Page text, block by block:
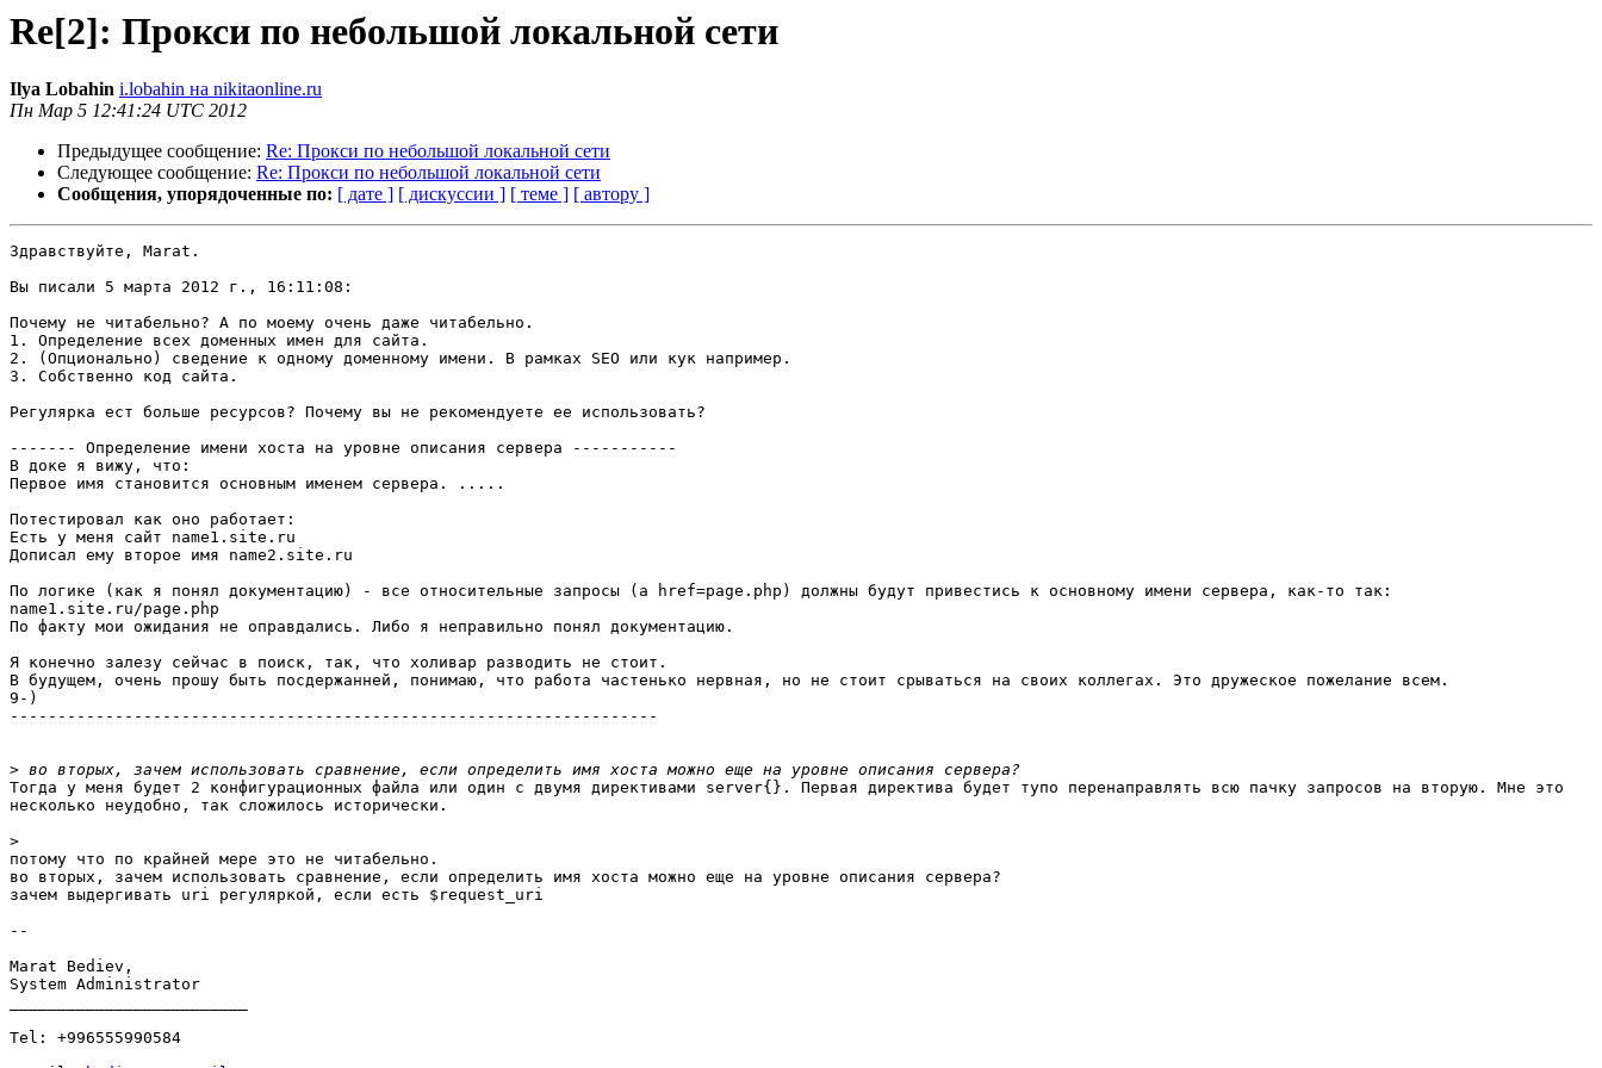
Re[2]: Прокси по небольшой локальной сети
Ilya Lobahin i.lobahin на nikitaonline.ru
Пн Мар 5 12:41:24 UTC 2012
Предыдущее сообщение: Re: Прокси по небольшой локальной сети
Следующее сообщение: Re: Прокси по небольшой локальной сети
Сообщения, упорядоченные по: [ дате ] [ дискуссии ] [ теме ] [ автору ]
Здравствуйте, Marat.
Вы писали 5 марта 2012 г., 16:11:08:
Почему не читабельно? А по моему очень даже читабельно.
1. Определение всех доменных имен для сайта.
2. (Опционально) сведение к одному доменному имени. В рамках SEO или кук например.
3. Собственно код сайта.
Регулярка ест больше ресурсов? Почему вы не рекомендуете ее использовать?
------- Определение имени хоста на уровне описания сервера -----------
В доке я вижу, что:
Первое имя становится основным именем сервера. .....
Потестировал как оно работает:
Есть у меня сайт name1.site.ru
Дописал ему второе имя name2.site.ru
По логике (как я понял документацию) - все относительные запросы (a href=page.php) должны будут привестись к основному имени сервера, как-то так:
name1.site.ru/page.php
По факту мои ожидания не оправдались. Либо я неправильно понял документацию.
Я конечно залезу сейчас в поиск, так, что холивар разводить не стоит.
В будущем, очень прошу быть посдержанней, понимаю, что работа частенько нервная, но не стоит срываться на своих коллегах. Это дружеское пожелание всем.
9-)
--------------------------------------------------------------------
>
Тогда у меня будет 2 конфигурационных файла или один с двумя директивами server{}. Первая директива будет тупо перенаправлять всю пачку запросов на вторую. Мне это
несколько неудобно, так сложилось исторически.
>
потому что по крайней мере это не читабельно.
во вторых, зачем использовать сравнение, если определить имя хоста можно еще на уровне описания сервера?
зачем выдергивать uri регуляркой, если есть $request_uri
--
Marat Bediev,
System Administrator
Tel: +996555990584